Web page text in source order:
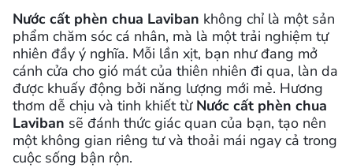
Nước cất phèn chua Laviban không chỉ là một sản
phẩm chăm sóc cá nhân, mà là một trải nghiệm tự
nhiên đầy ý nghĩa. Mỗi lần xịt, bạn như đang mở
cánh cửa cho gió mát của thiên nhiên đi qua, làn da
được khuấy động bởi năng lượng mới mẻ. Hương
thơm dễ chịu và tinh khiết từ Nước cất phèn chua
Laviban sẽ đánh thức giác quan của bạn, tạo nên
một không gian riêng tư và thoải mái ngay cả trong
cuộc sống bận rộn.